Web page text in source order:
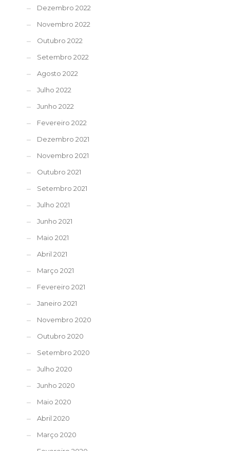
Dezembro 2022
Novembro 2022
Outubro 2022
Setembro 2022
Agosto 2022
Julho 2022
Junho 2022
Fevereiro 2022
Dezembro 2021
Novembro 2021
Outubro 2021
Setembro 2021
Julho 2021
Junho 2021
Maio 2021
Abril 2021
Março 2021
Fevereiro 2021
Janeiro 2021
Novembro 2020
Outubro 2020
Setembro 2020
Julho 2020
Junho 2020
Maio 2020
Abril 2020
Março 2020